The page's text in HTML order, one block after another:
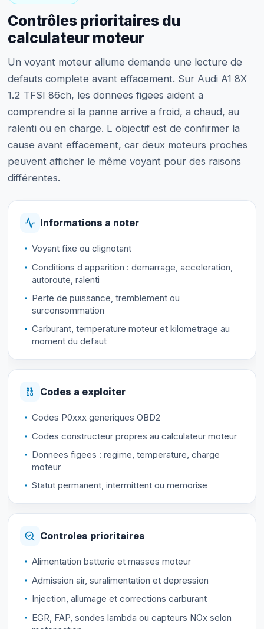
Contrôles prioritaires du
calculateur moteur
Un voyant moteur allume demande une lecture de
defauts complete avant effacement. Sur Audi A1 8X
1.2 TFSI 86ch, les donnees figees aident a
comprendre si la panne arrive a froid, a chaud, au
ralenti ou en charge. L objectif est de confirmer la
cause avant effacement, car deux moteurs proches
peuvent afficher le même voyant pour des raisons
différentes.
Informations a noter
Voyant fixe ou clignotant
Conditions d apparition : demarrage, acceleration,
autoroute, ralenti
Perte de puissance, tremblement ou
surconsommation
Carburant, temperature moteur et kilometrage au
moment du defaut
Codes a exploiter
Codes P0xxx generiques OBD2
Codes constructeur propres au calculateur moteur
Donnees figees : regime, temperature, charge
moteur
Statut permanent, intermittent ou memorise
Controles prioritaires
Alimentation batterie et masses moteur
Admission air, suralimentation et depression
Injection, allumage et corrections carburant
EGR, FAP, sondes lambda ou capteurs NOx selon